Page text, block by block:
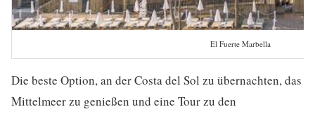
El Fuerte Marbella
Die beste Option, an der Costa del Sol zu übernachten, das
Mittelmeer zu genießen und eine Tour zu den